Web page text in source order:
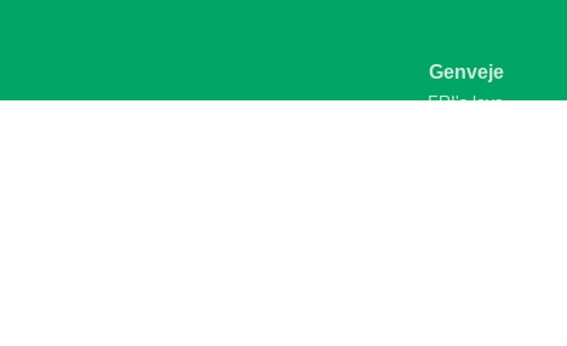
Genveje
FRI's love